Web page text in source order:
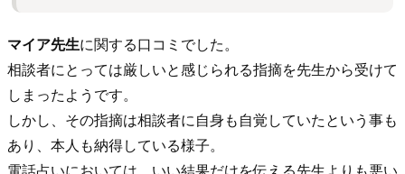
マイア先生に関する口コミでした。
相談者にとっては厳しいと感じられる指摘を先生から受けて
しまったようです。
しかし、その指摘は相談者に自身も自覚していたという事も
あり、本人も納得している様子。